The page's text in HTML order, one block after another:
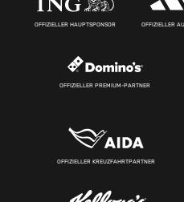
OFFIZIELLER HAUPTSPONSOR OFFIZIELLER
OFFIZIELLER PREMIUM-PARTNER
OFFIZIELLER KREUZFAHRTPARTNER